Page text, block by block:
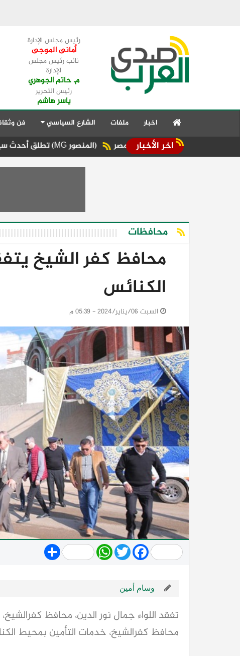
رئيس مجلس الإدارة
أمانى الموجى
نائب رئيس مجلس
الإدارة
م. حاتم الجوهري
رئيس التحرير
ياسر هاشم
اخبار ملفات الشارع السياسي فن
اخر الأخبار(المنصور MG) تطلق أحدث سياراتها الـ PHEV مع طراز "RX 9" المعتمدين في مصر
محافظات
محافظ كفر الشيخ
الكنائس
السبت 06/يناير/2024 - 05:39 م
Share WhatsApp
TwitterFacebook
وسام أمين
تفقد اللواء جمال نور الدين، محافظ
محافظ كفرالشيخ، خدمات التأمين بمحيط